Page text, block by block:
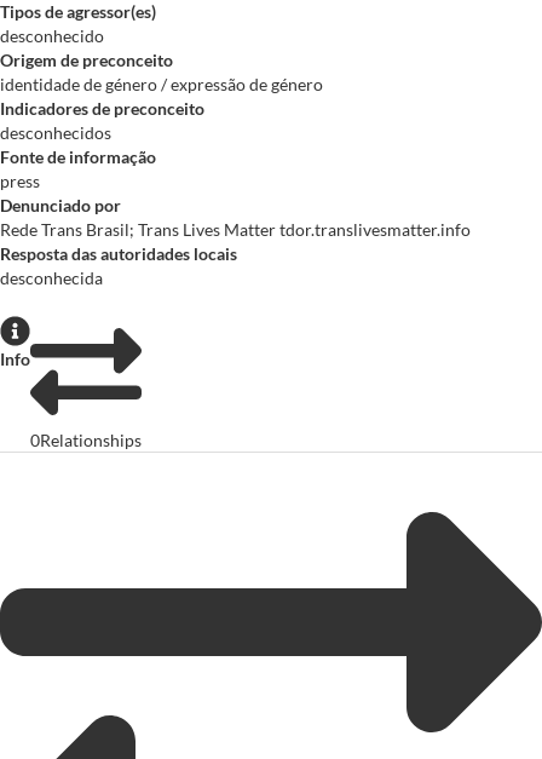
Tipos de agressor(es)
desconhecido
Origem de preconceito
identidade de género / expressão de género
Indicadores de preconceito
desconhecidos
Fonte de informação
press
Denunciado por
Rede Trans Brasil; Trans Lives Matter tdor.translivesmatter.info
Resposta das autoridades locais
desconhecida
Info
0Relationships